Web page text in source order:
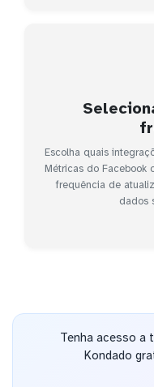
Escolha quais
Métricas do Facebook
frequência de
dados
Tenha acesso a
Kondado